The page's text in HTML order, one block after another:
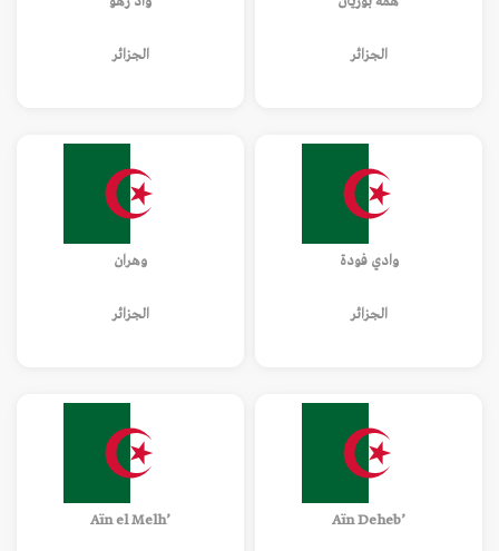
الجزائر الجزائر
وادي فودة
الجزائر
وهران
الجزائر
’Aïn Deheb
’Aïn el Melh